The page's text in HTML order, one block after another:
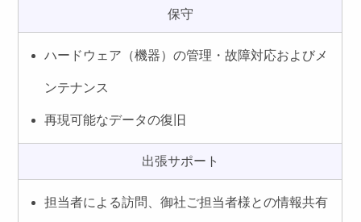
保守
ハードウェア（機器）の管理・故障対応およびメ
ンテナンス
再現可能なデータの復旧
出張サポート
担当者による訪問、御社ご担当者様との情報共有